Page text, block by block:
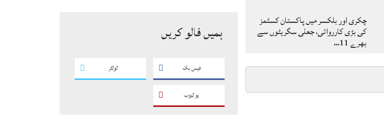
ہمیں فالو کریں
فیس بک ٹوئٹر
یو ٹیوب
چکری اور بلکسر میں پاکستان کسٹمز
کی بڑی کارروائی، جعلی سگریٹوں سے
بھرے 11…